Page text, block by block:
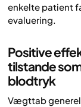
enkelte patient
evaluering.
Positive
tilstande
blodtryk
Vægttab